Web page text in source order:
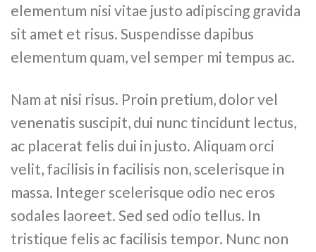
elementum nisi vitae justo adipiscing gravida
sit amet et risus. Suspendisse dapibus
elementum quam, vel semper mi tempus ac.
Nam at nisi risus. Proin pretium, dolor vel
venenatis suscipit, dui nunc tincidunt lectus,
ac placerat felis dui in justo. Aliquam orci
velit, facilisis in facilisis non, scelerisque in
massa. Integer scelerisque odio nec eros
sodales laoreet. Sed sed odio tellus. In
tristique felis ac facilisis tempor. Nunc non